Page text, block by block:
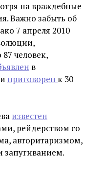
на враждебные
Важно забыть об
7 апреля 2010
человек,
в
приговорен к 30
известен
рейдерством со
авторитаризмом,
запугиванием.